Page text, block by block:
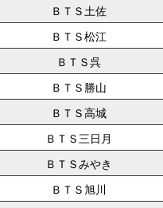
ＢＴＳ土佐
ＢＴＳ松江
ＢＴＳ呉
ＢＴＳ勝山
ＢＴＳ高城
ＢＴＳ三日月
ＢＴＳみやき
ＢＴＳ旭川